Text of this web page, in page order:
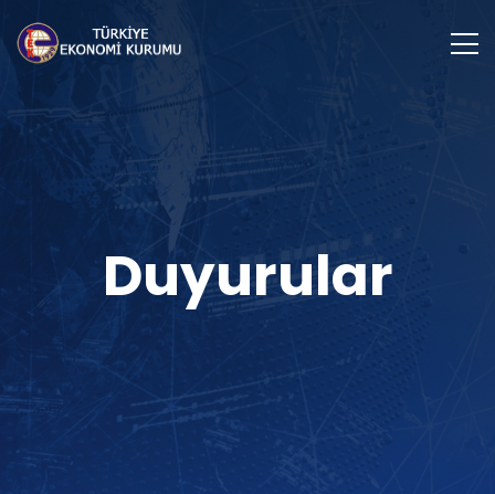
Duyurular